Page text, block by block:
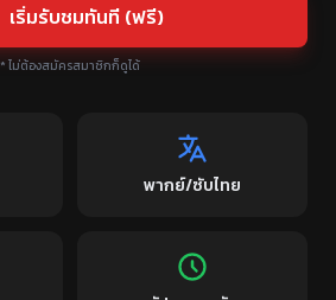
เริ่มรับชมทันที (ฟรี)
* ไม่ต้องสมัครสมาชิกก็ดูได้
พากย์/ซับไทย